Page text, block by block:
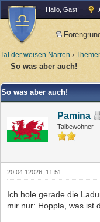
Hallo, Gast!
Tal der weisen Narren ›
So was aber auch!
So was aber auch!
Pamina
Talbewohner
20.04.12026, 11:51
Ich hole gerade die
mir nur: Hoppla, was ist